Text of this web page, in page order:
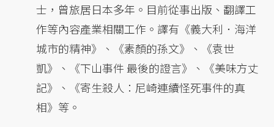
士，曾旅居日本多年。目前從事出版、翻譯工
作等內容產業相關工作。譯有《義大利．海洋
城市的精神》、《素顏的孫文》、《袁世
凱》、《下山事件 最後的證言》、《美味方丈
記》、《寄生殺人：尼崎連續怪死事件的真
相》等。